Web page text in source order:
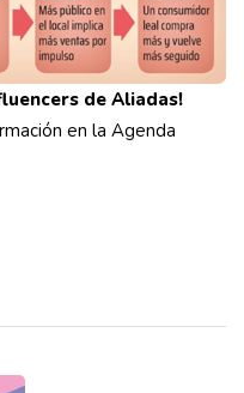
de Aliadas!
en la Agenda